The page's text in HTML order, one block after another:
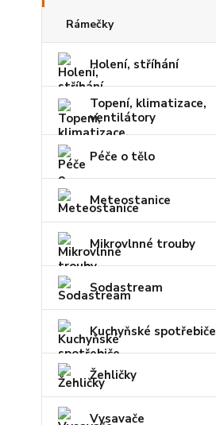
Rámečky
Holení, stříhání
Topení, klimatizace,
ventilátory
Péče o tělo
Meteostanice
Mikrovlnné trouby
Sodastream
Kuchyňské spotřebiče
Žehličky
Vysavače